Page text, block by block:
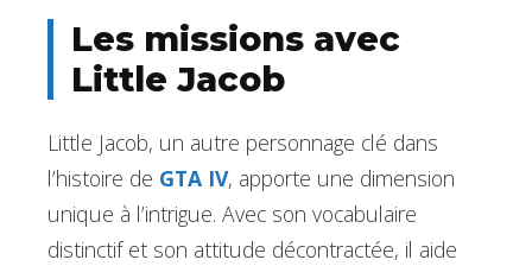
Les missions avec
Little Jacob
Little Jacob, un autre personnage clé dans
l’histoire de GTA IV, apporte une dimension
unique à l’intrigue. Avec son vocabulaire
distinctif et son attitude décontractée, il aide